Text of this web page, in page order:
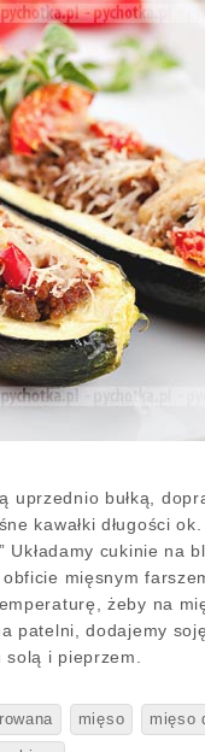
uprzednio bułką,
kawałki długości
Układamy cukinie
mięsnym
żeby na
patelni, dodajemy
i pieprzem.
mięso mięso